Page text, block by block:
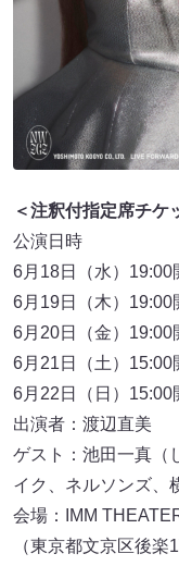
＜注釈付指定席チケ
公演日時
6月18日（水）19:00
6月19日（木）19:00
6月20日（金）19:00
6月21日（土）
6月22日（日）15:00
出演者：渡辺直美
ゲスト：池田一真（
イク、ネルソンズ、
会場：IMM
（東京都文京区後楽